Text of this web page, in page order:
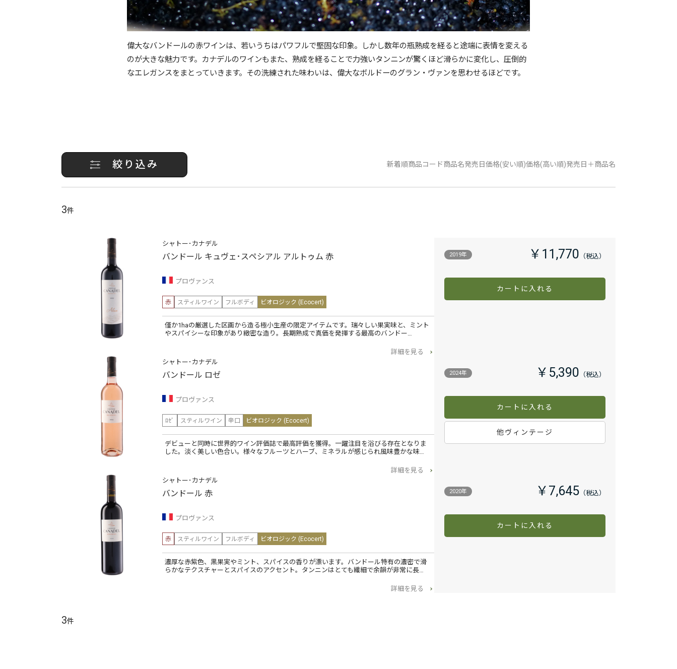
偉大なバンドールの赤ワインは、若いうちはパワフルで堅固な印象。しかし数年の瓶熟成を経ると途端に表情を変える
のが大きな魅力です。カナデルのワインもまた、熟成を経ることで力強いタンニンが驚くほど滑らかに変化し、圧倒的
なエレガンスをまとっていきます。その洗練された味わいは、偉大なボルドーのグラン・ヴァンを思わせるほどです。
絞り込み 新着順商品コード商品名発売日価格(安い順)価格(高い順)発売日＋商品名
3件
シャトー･カナデル
バンドール キュヴェ･スペシアル アルトゥム 赤
プロヴァンス
赤 スティルワイン フルボディ ビオロジック (Ecocert)
僅か1haの厳選した区画から造る極小生産の限定アイテムです。瑞々しい果実味と、ミント
やスパイシーな印象があり緻密な造り。長期熟成で真価を発揮する最高のバンドー…
詳細を見る
2019年 ￥11,770
カートに入れる
シャトー･カナデル
バンドール ロゼ
プロヴァンス
ﾛｾﾞ スティルワイン 辛口 ビオロジック (Ecocert)
デビューと同時に世界的ワイン評価誌で最高評価を獲得。一躍注目を浴びる存在となりま
した。淡く美しい色合い。様々なフルーツとハーブ、ミネラルが感じられ風味豊かな味…
詳細を見る
2024年 ￥5,390
カートに入れる
他ヴィンテージ
シャトー･カナデル
バンドール 赤
プロヴァンス
赤 スティルワイン フルボディ ビオロジック (Ecocert)
濃厚な赤紫色、黒果実やミント、スパイスの香りが漂います。バンドール特有の濃密で滑
らかなテクスチャーとスパイスのアクセント。タンニンはとても繊細で余韻が非常に長…
詳細を見る
2020年 ￥7,645
カートに入れる
3件